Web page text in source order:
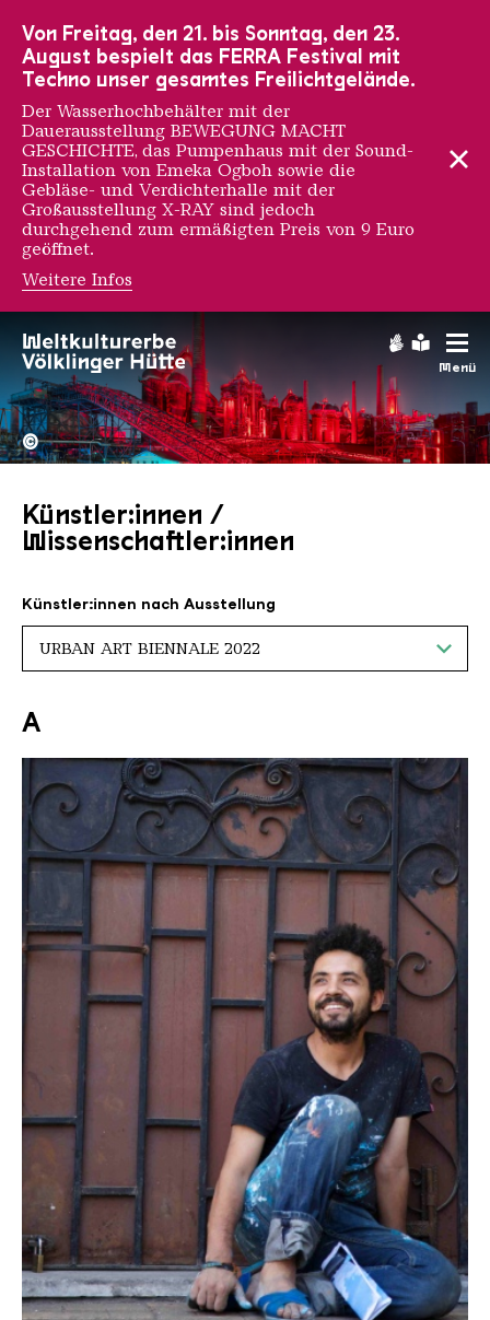
Menü
Künstler:innen /
Hochofengruppe in Rot
Copyright:
©
Künstler:innen /
Wissenschaftler:innen
Künstler:innen nach Ausstellung
Künstler:innen mit dem
A"
Von Freitag, den 21. bis Sonntag, den 23.
August bespielt das FERRA Festival mit
Techno unser gesamtes Freilichtgelände.
Der Wasserhochbehälter mit der
Dauerausstellung BEWEGUNG MACHT
GESCHICHTE, das Pumpenhaus mit der Sound-
Installation von Emeka Ogboh sowie die
Gebläse- und Verdichterhalle mit der
Großausstellung X-RAY sind jedoch
durchgehend zum ermäßigten Preis von 9 Euro
geöffnet.
Weitere Infos